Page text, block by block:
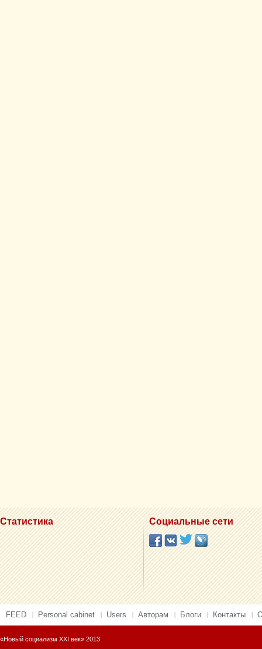
Статистика Социальные сети
FEED Personal cabinet Users Авторам Блоги Контакты
«Новый социализм XXI век» 2013